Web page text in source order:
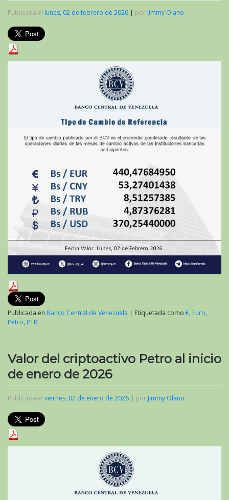
Publicada el lunes, 02 de febrero de 2026 | por Jimmy Olano
Publicada en Banco Central de Venezuela | Etiquetada como €, Euro,
Petro, PTR
Valor del criptoactivo Petro al inicio
de enero de 2026
Publicada el viernes, 02 de enero de 2026 | por Jimmy Olano